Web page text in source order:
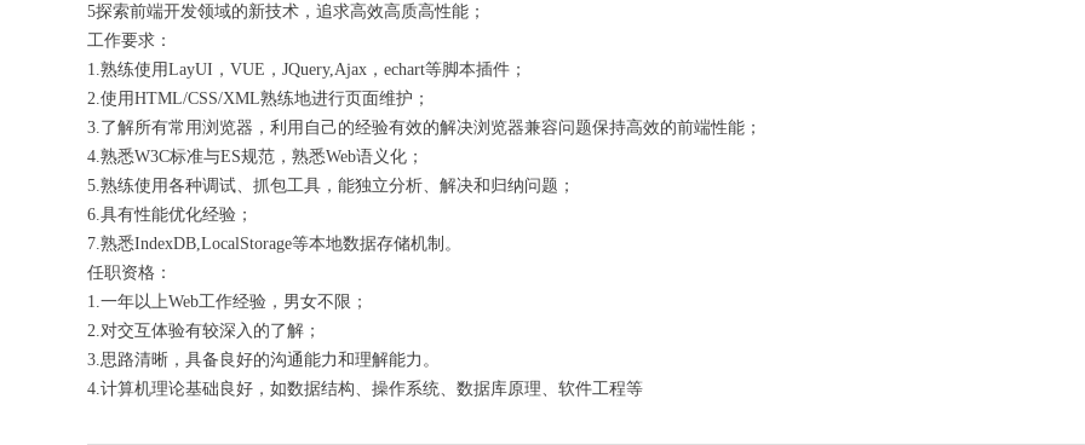
5探索前端开发领域的新技术，追求高效高质高性能；
工作要求：
1.熟练使用LayUI，VUE，JQuery,Ajax，echart等脚本插件；
2.使用HTML/CSS/XML熟练地进行页面维护；
3.了解所有常用浏览器，利用自己的经验有效的解决浏览器兼容问题保持高效的前端性能；
4.熟悉W3C标准与ES规范，熟悉Web语义化；
5.熟练使用各种调试、抓包工具，能独立分析、解决和归纳问题；
6.具有性能优化经验；
7.熟悉IndexDB,LocalStorage等本地数据存储机制。
任职资格：
1.一年以上Web工作经验，男女不限；
2.对交互体验有较深入的了解；
3.思路清晰，具备良好的沟通能力和理解能力。
4.计算机理论基础良好，如数据结构、操作系统、数据库原理、软件工程等